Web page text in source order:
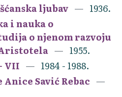
ljubav
1936.
i nauka o
o njenom razvoju
1955.
VII
1984 - 1988.
Anice Savić Rebac